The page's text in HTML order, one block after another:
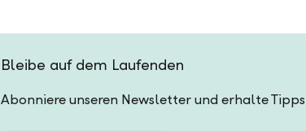
Bleibe auf dem Laufenden
Abonniere unseren Newsletter und erhalte